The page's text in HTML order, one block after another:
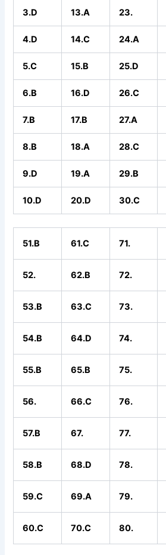
3.D 13.A 23.
4.D 14.C 24.A
5.C 15.B 25.D
6.B 16.D 26.C
7.B 17.B 27.A
8.B 18.A 28.C
9.D 19.A 29.B
10.D 20.D 30.C
51.B 61.C 71.
52. 62.B 72.
53.B 63.C 73.
54.B 64.D 74.
55.B 65.B 75.
56. 66.C 76.
57.B 67. 77.
58.B 68.D 78.
59.C 69.A 79.
60.C 70.C 80.